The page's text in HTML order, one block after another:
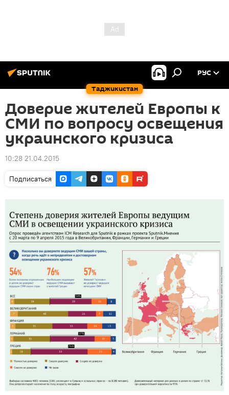
Таджикистан
РУС
Доверие жителей Европы к
СМИ по вопросу освещения
украинского кризиса
10:28 21.04.2015
Подписаться